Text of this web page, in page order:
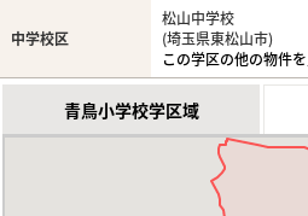
中学校区
松山中学校
(埼玉県東松山市)
この学区の他の物件
青鳥小学校学区域